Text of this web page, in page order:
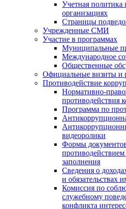
Учетная политика
организациях
Страницы
Учрежденные СМИ
Участие в программах
Муниципальные
Международное
Общественные
Официальные визиты и
Противодействие
Нормативно-
противодействия
Программа по
видеоролики
Формы
заполнения
Сведения о
и обязательствах
Комиссия по
служебному
конфликта